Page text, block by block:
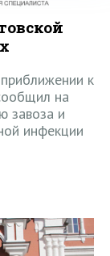
к
на
завоза и
инфекции